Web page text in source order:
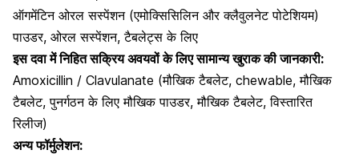
ऑगमेंटिन ओरल सस्पेंशन (एमोक्सिसिलिन और क्लैवुलनेट पोटेशियम)
पाउडर, ओरल सस्पेंशन, टैबलेट्स के लिए
इस दवा में निहित सक्रिय अवयवों के लिए सामान्य खुराक की जानकारी:
Amoxicillin / Clavulanate (मौखिक टैबलेट, chewable, मौखिक
टैबलेट, पुनर्गठन के लिए मौखिक पाउडर, मौखिक टैबलेट, विस्तारित
रिलीज)
अन्य फॉर्मुलेशन: